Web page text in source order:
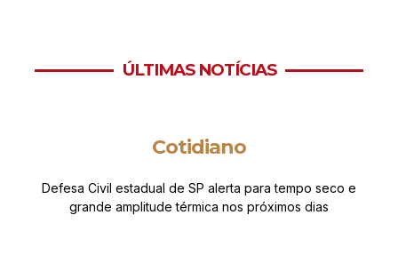
ÚLTIMAS NOTÍCIAS
Cotidiano
Defesa Civil estadual de SP alerta para tempo seco e
grande amplitude térmica nos próximos dias